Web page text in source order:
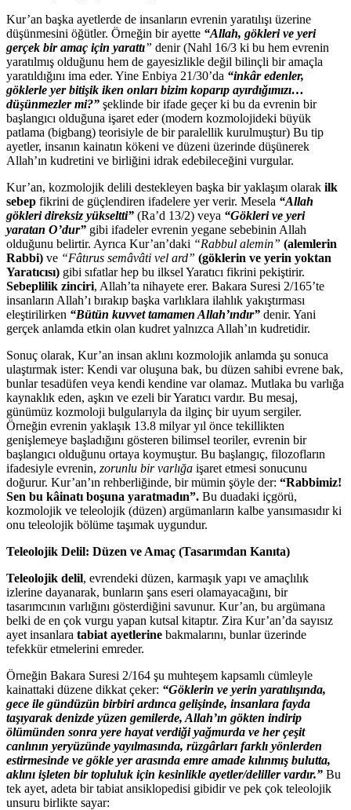
Kur’an başka ayetlerde de insanların evrenin yaratılışı üzerine
düşünmesini öğütler. Örneğin bir ayette “Allah, gökleri ve yeri
gerçek bir amaç için yarattı” denir (Nahl 16/3 ki bu hem evrenin
yaratılmış olduğunu hem de gayesizlikle değil bilinçli bir amaçla
yaratıldığını ima eder. Yine Enbiya 21/30’da “inkâr edenler,
göklerle yer bitişik iken onları bizim koparıp ayırdığımızı…
düşünmezler mi?” şeklinde bir ifade geçer ki bu da evrenin bir
başlangıcı olduğuna işaret eder (modern kozmolojideki büyük
patlama (bigbang) teorisiyle de bir paralellik kurulmuştur) Bu tip
ayetler, insanın kainatın kökeni ve düzeni üzerinde düşünerek
Allah’ın kudretini ve birliğini idrak edebileceğini vurgular.
Kur’an, kozmolojik delili destekleyen başka bir yaklaşım olarak ilk
sebep fikrini de güçlendiren ifadelere yer verir. Mesela “Allah
gökleri direksiz yükseltti” (Ra’d 13/2) veya “Gökleri ve yeri
yaratan O’dur” gibi ifadeler evrenin yegane sebebinin Allah
olduğunu belirtir. Ayrıca Kur’an’daki “Rabbul alemin” (alemlerin
Rabbi) ve “Fâtırus semâvâti vel ard” (göklerin ve yerin yoktan
Yaratıcısı) gibi sıfatlar hep bu ilksel Yaratıcı fikrini pekiştirir.
Sebeplilik zinciri, Allah’ta nihayete erer. Bakara Suresi 2/165’te
insanların Allah’ı bırakıp başka varlıklara ilahlık yakıştırması
eleştirilirken “Bütün kuvvet tamamen Allah’ındır” denir. Yani
gerçek anlamda etkin olan kudret yalnızca Allah’ın kudretidir.
Sonuç olarak, Kur’an insan aklını kozmolojik anlamda şu sonuca
ulaştırmak ister: Kendi var oluşuna bak, bu düzen sahibi evrene bak,
bunlar tesadüfen veya kendi kendine var olamaz. Mutlaka bu varlığa
kaynaklık eden, aşkın ve ezeli bir Yaratıcı vardır. Bu mesaj,
günümüz kozmoloji bulgularıyla da ilginç bir uyum sergiler.
Örneğin evrenin yaklaşık 13.8 milyar yıl önce tekillikten
genişlemeye başladığını gösteren bilimsel teoriler, evrenin bir
başlangıcı olduğunu ortaya koymuştur. Bu başlangıç, filozofların
ifadesiyle evrenin, zorunlu bir varlığa işaret etmesi sonucunu
doğurur. Kur’an’ın rehberliğinde, bir mümin şöyle der: “Rabbimiz!
Sen bu kâinatı boşuna yaratmadın”. Bu duadaki içgörü,
kozmolojik ve teleolojik (düzen) argümanların kalbe yansımasıdır ki
onu teleolojik bölüme taşımak uygundur.
Teleolojik Delil: Düzen ve Amaç (Tasarımdan Kanıta)
Teleolojik delil, evrendeki düzen, karmaşık yapı ve amaçlılık
izlerine dayanarak, bunların şans eseri olamayacağını, bir
tasarımcının varlığını gösterdiğini savunur. Kur’an, bu argümana
belki de en çok vurgu yapan kutsal kitaptır. Zira Kur’an’da sayısız
ayet insanlara tabiat ayetlerine bakmalarını, bunlar üzerinde
tefekkür etmelerini emreder.
Örneğin Bakara Suresi 2/164 şu muhteşem kapsamlı cümleyle
kainattaki düzene dikkat çeker: “Göklerin ve yerin yaratılışında,
gece ile gündüzün birbiri ardınca gelişinde, insanlara fayda
taşıyarak denizde yüzen gemilerde, Allah’ın gökten indirip
ölümünden sonra yere hayat verdiği yağmurda ve her çeşit
canlının yeryüzünde yayılmasında, rüzgârları farklı yönlerden
estirmesinde ve gökle yer arasında emre amade kılınmış bulutta,
aklını işleten bir topluluk için kesinlikle ayetler/deliller vardır.” Bu
tek ayet, adeta bir tabiat ansiklopedisi gibidir ve pek çok teleolojik
unsuru birlikte sayar: